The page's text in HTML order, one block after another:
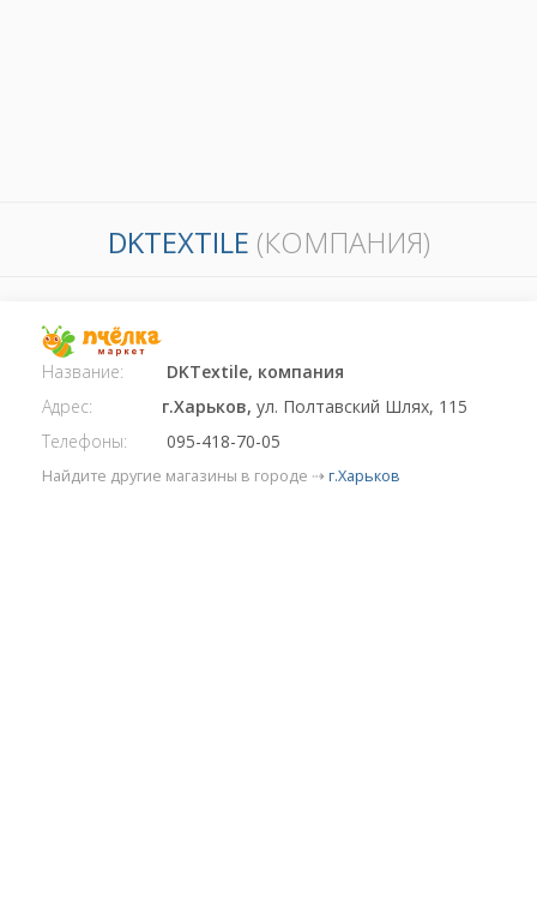
DKTEXTILE (КОМПАНИЯ)
Название:
DKTextile, компания
Адрес:
г.Харьков, ул. Полтавский Шлях, 115
Телефоны:
095-418-70-05
Найдите другие магазины в городе ⇢ г.Харьков